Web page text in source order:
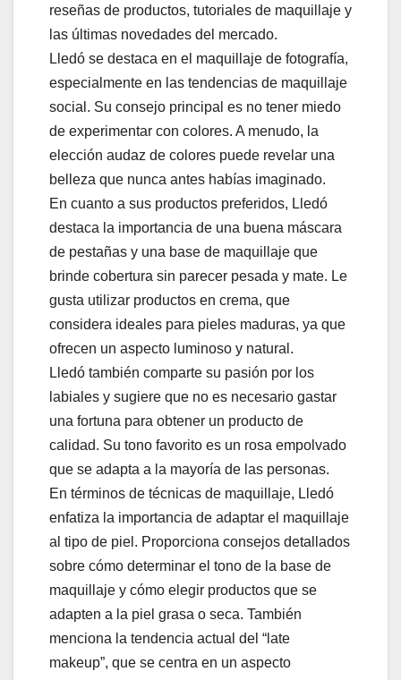
reseñas de productos, tutoriales de maquillaje y
las últimas novedades del mercado.
Lledó se destaca en el maquillaje de fotografía,
especialmente en las tendencias de maquillaje
social. Su consejo principal es no tener miedo
de experimentar con colores. A menudo, la
elección audaz de colores puede revelar una
belleza que nunca antes habías imaginado.
En cuanto a sus productos preferidos, Lledó
destaca la importancia de una buena máscara
de pestañas y una base de maquillaje que
brinde cobertura sin parecer pesada y mate. Le
gusta utilizar productos en crema, que
considera ideales para pieles maduras, ya que
ofrecen un aspecto luminoso y natural.
Lledó también comparte su pasión por los
labiales y sugiere que no es necesario gastar
una fortuna para obtener un producto de
calidad. Su tono favorito es un rosa empolvado
que se adapta a la mayoría de las personas.
En términos de técnicas de maquillaje, Lledó
enfatiza la importancia de adaptar el maquillaje
al tipo de piel. Proporciona consejos detallados
sobre cómo determinar el tono de la base de
maquillaje y cómo elegir productos que se
adapten a la piel grasa o seca. También
menciona la tendencia actual del “late
makeup”, que se centra en un aspecto